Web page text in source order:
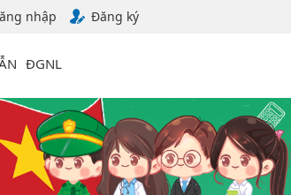
nhập Đăng ký
ĐGNL